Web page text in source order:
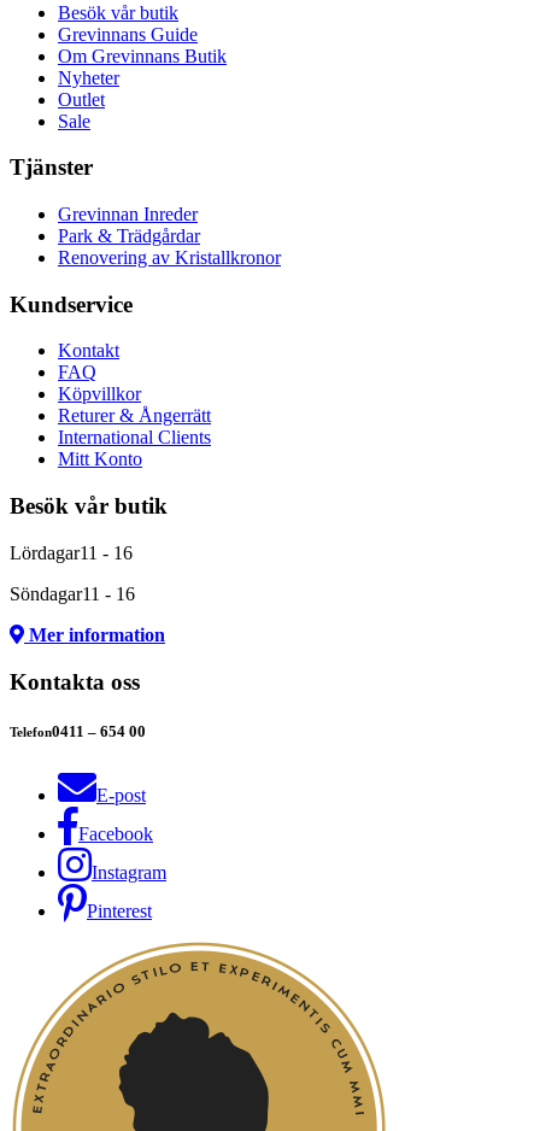
Besök vår butik
Grevinnans Guide
Om Grevinnans Butik
Nyheter
Outlet
Sale
Tjänster
Grevinnan Inreder
Park & Trädgårdar
Renovering av Kristallkronor
Kundservice
Kontakt
FAQ
Köpvillkor
Returer & Ångerrätt
International Clients
Mitt Konto
Besök vår butik
Lördagar11 - 16
Söndagar11 - 16
Mer information
Kontakta oss
Telefon0411 – 654 00
E-post
Facebook
Instagram
Pinterest